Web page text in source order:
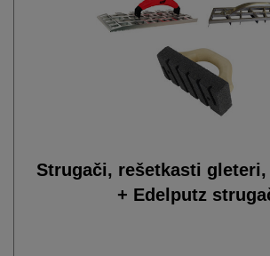
Strugači, rešetkasti
+ Edelputz